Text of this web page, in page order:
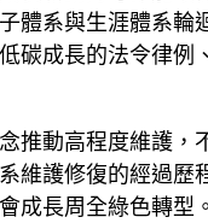
體系與生涯體系
碳成長的法令律例
推動高程度維護
維護修復的經過
成長周全綠色轉型